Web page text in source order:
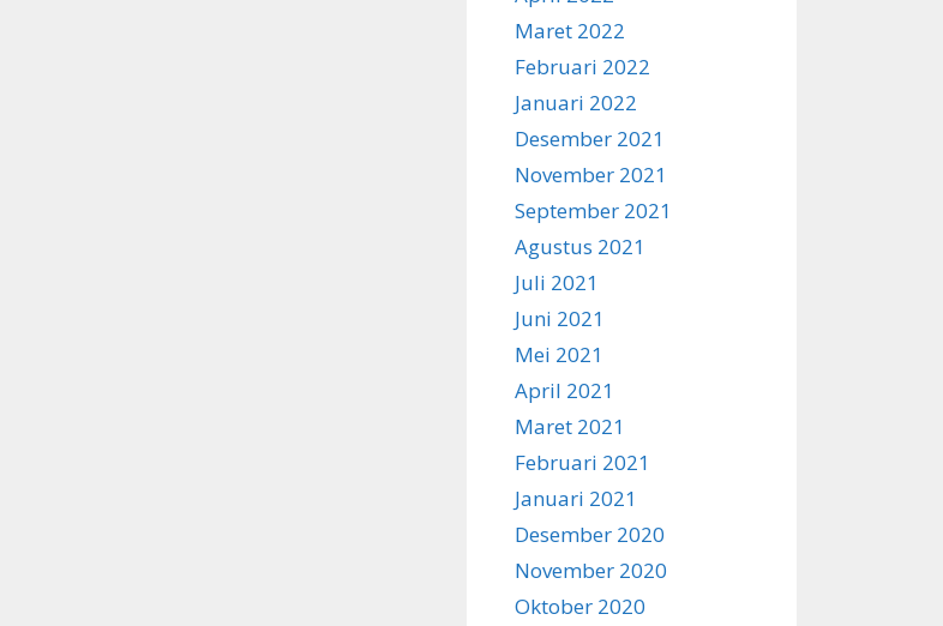
Maret 2022
Februari 2022
Januari 2022
Desember 2021
November 2021
September 2021
Agustus 2021
Juli 2021
Juni 2021
Mei 2021
April 2021
Maret 2021
Februari 2021
Januari 2021
Desember 2020
November 2020
Oktober 2020